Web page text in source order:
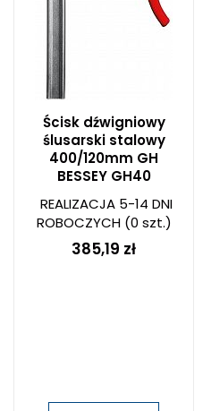
Ścisk dźwigniowy
ślusarski stalowy
400/120mm GH
BESSEY GH40
REALIZACJA 5-14 DNI
ROBOCZYCH(0 szt.)
385,19 zł